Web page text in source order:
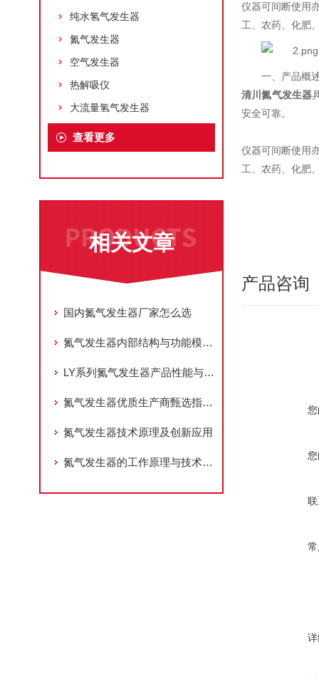
纯水氢气发生器
氮气发生器
空气发生器
热解吸仪
大流量氢气发生器
查看更多
相关文章
国内氮气发生器厂家怎么选
氮气发生器内部结构与功能模块解析
LY系列氮气发生器产品性能与应用场景
氮气发生器优质生产商甄选指南：品质、售后与性价比全解析
氮气发生器技术原理及创新应用
氮气发生器的工作原理与技术应用
仪器可间断使用
工、农药、化肥
一、产品概
清川氮气发生器
安全可靠。
仪器可间断使用
工、农药、化肥
产品咨询